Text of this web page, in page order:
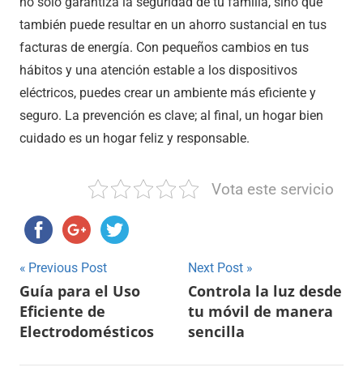
también puede resultar en un ahorro sustancial en tus
facturas de energía. Con pequeños cambios en tus
hábitos y una atención estable a los dispositivos
eléctricos, puedes crear un ambiente más eficiente y
seguro. La prevención es clave; al final, un hogar bien
cuidado es un hogar feliz y responsable.
Vota este servicio
Navegación
de
entradas
Previous Post
Guía para el Uso
Eficiente de
Electrodomésticos
Next Post
Controla la luz desde
tu móvil de manera
sencilla